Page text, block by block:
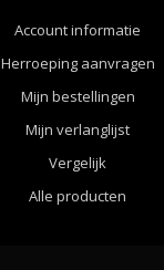
Account informatie
Herroeping aanvragen
Mijn bestellingen
Mijn verlanglijst
Vergelijk
Alle producten